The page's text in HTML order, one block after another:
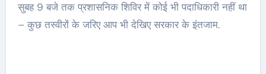
सुबह 9 बजे तक प्रशासनिक शिविर में कोई भी पदाधिकारी नहीं था
– कुछ तस्वीरों के जरिए आप भी देखिए सरकार के इंतजाम.